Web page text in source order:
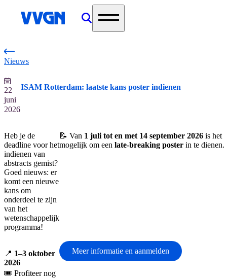
home
Nieuws
22
juni
2026
ISAM Rotterdam: laatste kans poster indienen
Heb je de
deadline voor het
indienen van
abstracts gemist?
Goed nieuws: er
komt een nieuwe
kans om
onderdeel te zijn
van het
wetenschappelijk
programma!
📝 Van 1 juli tot en met 14 september 2026 is het
mogelijk om een late-breaking poster in te dienen.
📍 1–3 oktober
2026
🎟️ Profiteer nog
Meer informatie en aanmelden